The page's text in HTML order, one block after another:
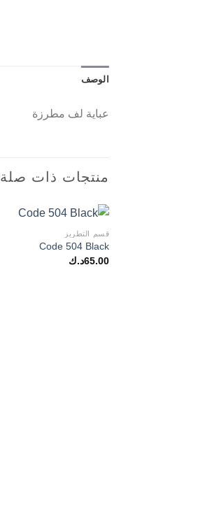
الوصف
عباية لف مطرزة
منتجات ذات صلة
قسم التطريز
Code 504 Black
65.00د.ك